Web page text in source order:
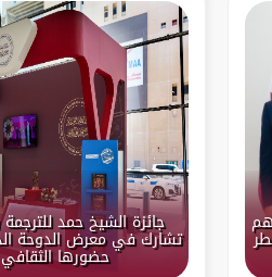
جائزة الشيخ حمد
تشارك في معرض الدوحة
حضورها